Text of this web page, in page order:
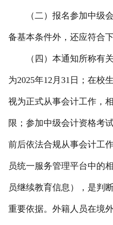
（二）报名参加中级会
备基本条件外，还应符合
（四）本通知所称有关
为2025年12月31日；在校
视为正式从事会计工作，
限；参加中级会计资格考
前后依法合规从事会计工
员统一服务管理平台中的
员继续教育信息），是判
重要依据。外籍人员在境